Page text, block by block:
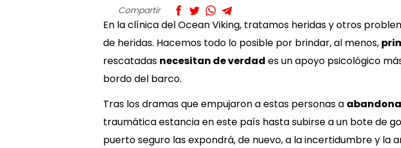
Compartir
En la clínica del Ocean Viking, tratamos heridas y otros
de heridas. Hacemos todo lo posible por brindar, al menos,
rescatadas necesitan de verdad es un apoyo psicológico
bordo del barco.
Tras los dramas que empujaron a estas personas a
traumática estancia en este país hasta subirse a un bote de
puerto seguro las expondrá, de nuevo, a la incertidumbre y la